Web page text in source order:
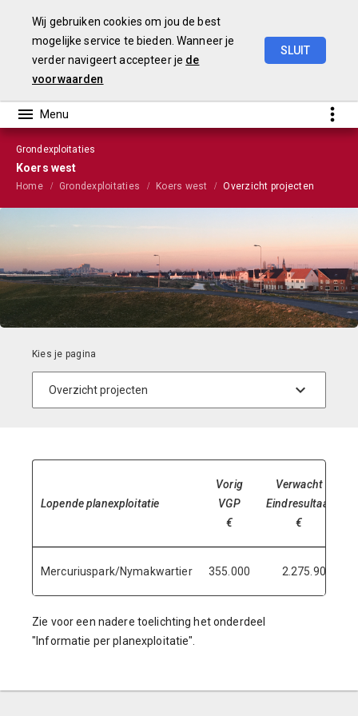
Wij gebruiken cookies om jou de best
mogelijke service te bieden. Wanneer je
verder navigeert accepteer je de
voorwaarden
SLUIT
Grondexploitaties
Koers west
Home Grondexploitaties Koers west Overzicht projecten
Lopende planexploitatie
Vorig
VGP
€
Verwacht
Eindresultaat
€
Mercuriuspark/Nymakwartier 355.000 2.275.900
Zie voor een nadere toelichting het onderdeel
"Informatie per planexploitatie".